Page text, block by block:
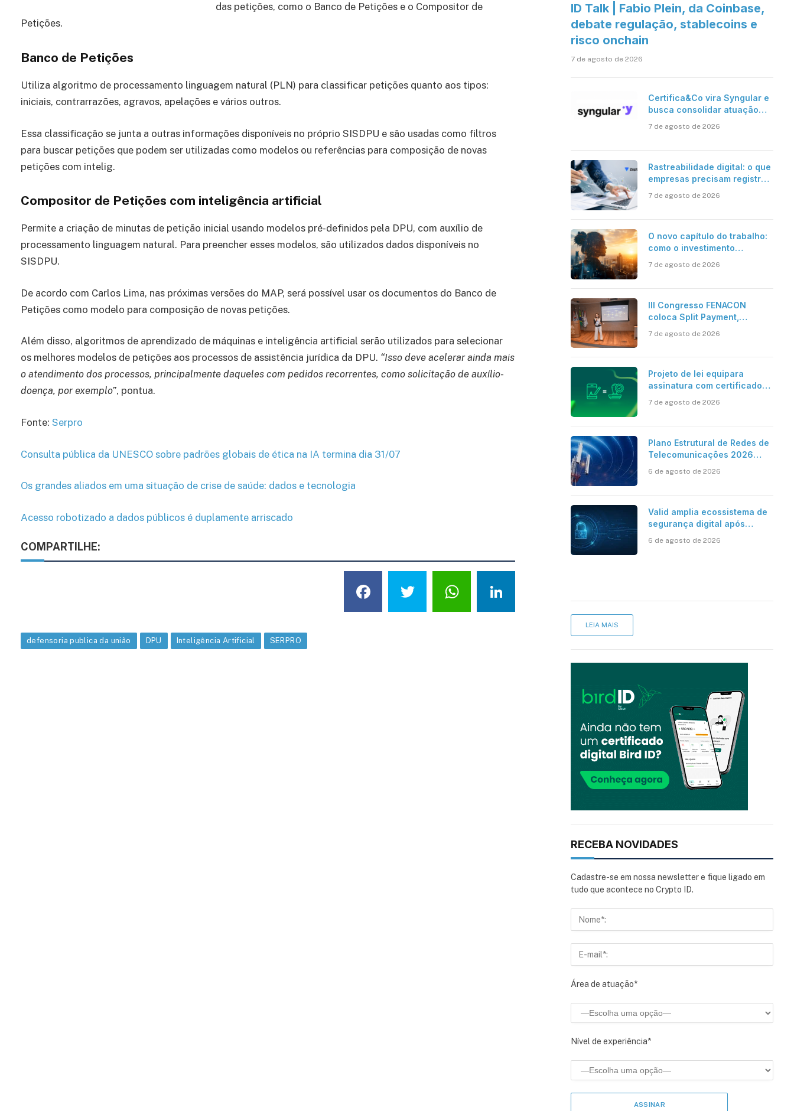
das petições, como o Banco de Petições e o Compositor de
Petições.
Banco de Petições
Utiliza algoritmo de processamento linguagem natural (PLN) para classificar petições quanto aos tipos:
iniciais, contrarrazões, agravos, apelações e vários outros.
Essa classificação se junta a outras informações disponíveis no próprio SISDPU e são usadas como filtros
para buscar petições que podem ser utilizadas como modelos ou referências para composição de novas
petições com intelig.
Compositor de Petições com inteligência artificial
Permite a criação de minutas de petição inicial usando modelos pré-definidos pela DPU, com auxílio de
processamento linguagem natural. Para preencher esses modelos, são utilizados dados disponíveis no
SISDPU.
De acordo com Carlos Lima, nas próximas versões do MAP, será possível usar os documentos do Banco de
Petições como modelo para composição de novas petições.
Além disso, algoritmos de aprendizado de máquinas e inteligência artificial serão utilizados para selecionar
os melhores modelos de petições aos processos de assistência jurídica da DPU. “Isso deve acelerar ainda mais
o atendimento dos processos, principalmente daqueles com pedidos recorrentes, como solicitação de auxílio-
doença, por exemplo”, pontua.
Fonte: Serpro
Consulta pública da UNESCO sobre padrões globais de ética na IA termina dia 31/07
Os grandes aliados em uma situação de crise de saúde: dados e tecnologia
Acesso robotizado a dados públicos é duplamente arriscado
COMPARTILHE:
Facebook
TwitterWhatsApp
defensoria publica da união DPU Inteligência Artificial SERPRO
ID Talk | Fabio Plein, da Coinbase,
debate regulação, stablecoins e
risco onchain
7 de agosto de 2026
Certifica&Co vira Syngular e
busca consolidar atuação
7 de agosto de 2026
Rastreabilidade digital: o que
empresas precisam registrar
7 de agosto de 2026
O novo capítulo do trabalho:
como o investimento
científica revela a
7 de agosto de 2026
III Congresso FENACON
coloca Split Payment,
centro dos debates
7 de agosto de 2026
Projeto de lei equipara
assinatura com certificado
reconhecimento de firma em
7 de agosto de 2026
Plano Estrutural de Redes de
Telecomunicações 2026
móvel, mas mantém desafio
6 de agosto de 2026
Valid amplia ecossistema de
segurança digital após
6 de agosto de 2026
LEIA MAIS
RECEBA NOVIDADES
Cadastre-se em nossa newsletter e fique ligado em
tudo que acontece no Crypto ID.
Área de atuação*
Nível de experiência*